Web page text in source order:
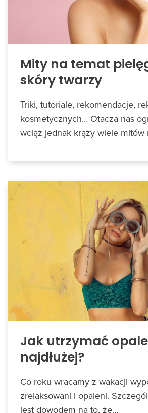
Mity na temat
skóry twarzy
Triki, tutoriale, rekomendacje,
kosmetycznych… Otacza nas
wciąż jednak krąży wiele mitów
Jak utrzymać
najdłużej?
Co roku wracamy z wakacji
zrelaksowani i opaleni.
jest dowodem na to, że…